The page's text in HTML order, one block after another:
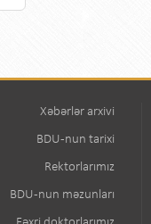
Xəbərlər arxivi
BDU-nun tarixi
Rektorlarımız
BDU-nun məzunları